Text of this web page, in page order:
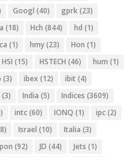
Googl (40) gprk(23)
(18) Hch (844) hd (1)
(1) hmy(23) Hon (1)
HSI (15) HSTECH (46) hum (1)
(3) ibex (12) ibit (4)
(3) India (5) Indices (3609)
intc(60) IONQ (1) ipc(2)
Israel (10) Italia (3)
(92) JD (44) Jets (1)